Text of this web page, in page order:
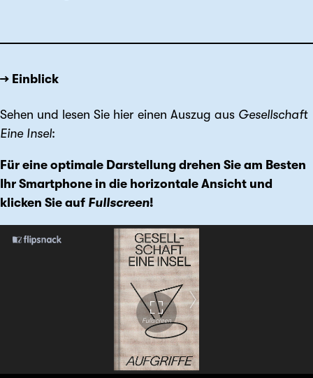
→ Einblick
Sehen und lesen Sie hier einen Auszug aus Gesellschaft
Eine Insel:
Für eine optimale Darstellung drehen Sie am Besten
Ihr Smartphone in die horizontale Ansicht und
klicken Sie auf Fullscreen!